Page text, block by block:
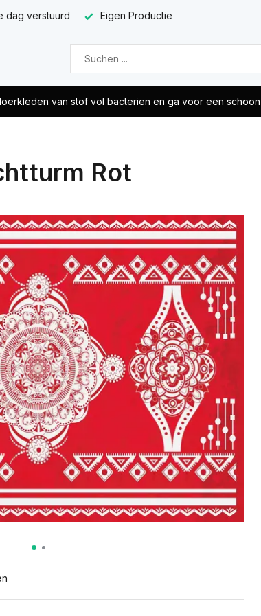
dag verstuurd Eigen Productie
van stof vol bacterien en ga voor een
Rot